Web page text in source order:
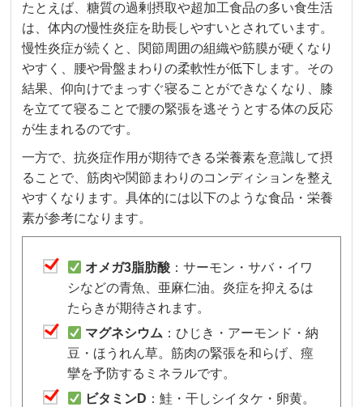
たとえば、糖質の過剰摂取や超加工食品の多い食生活
は、体内の慢性炎症を助長しやすいとされています。
慢性炎症が続くと、関節周囲の組織や筋膜が硬くなり
やすく、腰や骨盤まわりの柔軟性が低下します。その
結果、仰向けでまっすぐ寝ることができなくなり、膝
を立てて寝ることで腰の緊張を逃そうとする体の反応
が生まれるのです。
一方で、抗炎症作用が期待できる栄養素を意識して摂
ることで、筋肉や関節まわりのコンディションを整え
やすくなります。具体的には以下のような食品・栄養
素が参考になります。
オメガ3脂肪酸 ：サーモン・サバ・イワ
シなどの青魚、亜麻仁油。炎症を抑えるは
たらきが期待されます。
マグネシウム ：ひじき・アーモンド・納
豆・ほうれん草。筋肉の緊張を和らげ、痙
攣を予防するミネラルです。
ビタミンD ：鮭・干しシイタケ・卵黄。